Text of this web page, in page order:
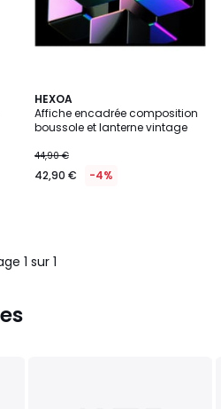
HEXOA
Affiche encadrée composition
boussole et lanterne vintage
44,90 €
42,90 € -4%
1 sur 1